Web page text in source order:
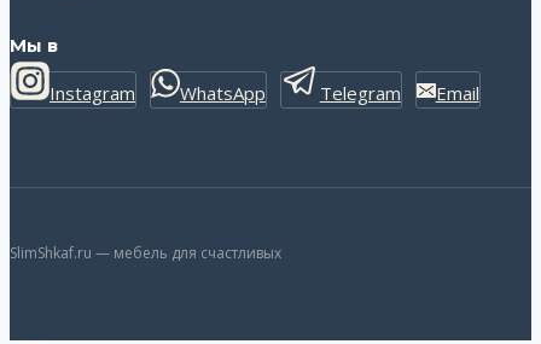
Мы в
Instagram WhatsApp Telegram Email
SlimShkaf.ru — мебель для счастливых